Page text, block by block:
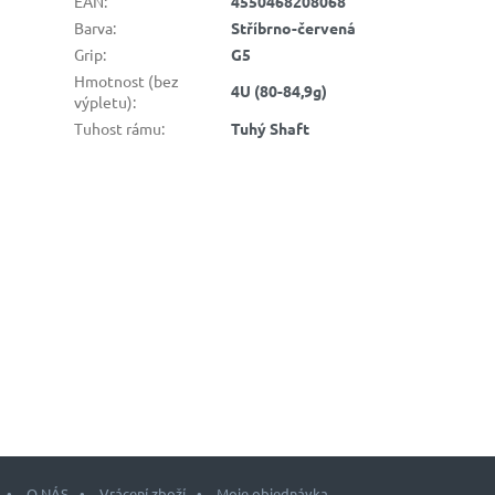
Barva:
Stříbrno-červená
Grip:
G5
Hmotnost (bez
výpletu):
4U (80-84,9g)
Tuhost rámu: Tuhý Shaft